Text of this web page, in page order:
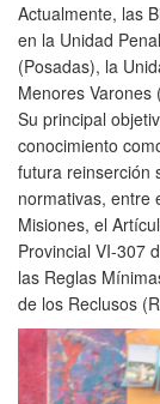
Actualmente, las
en la Unidad
(Posadas), la
Menores Varones
Su principal
conocimiento
futura reinserción
normativas, entre
Misiones, el
Provincial VI-307
las Reglas
de los Reclusos